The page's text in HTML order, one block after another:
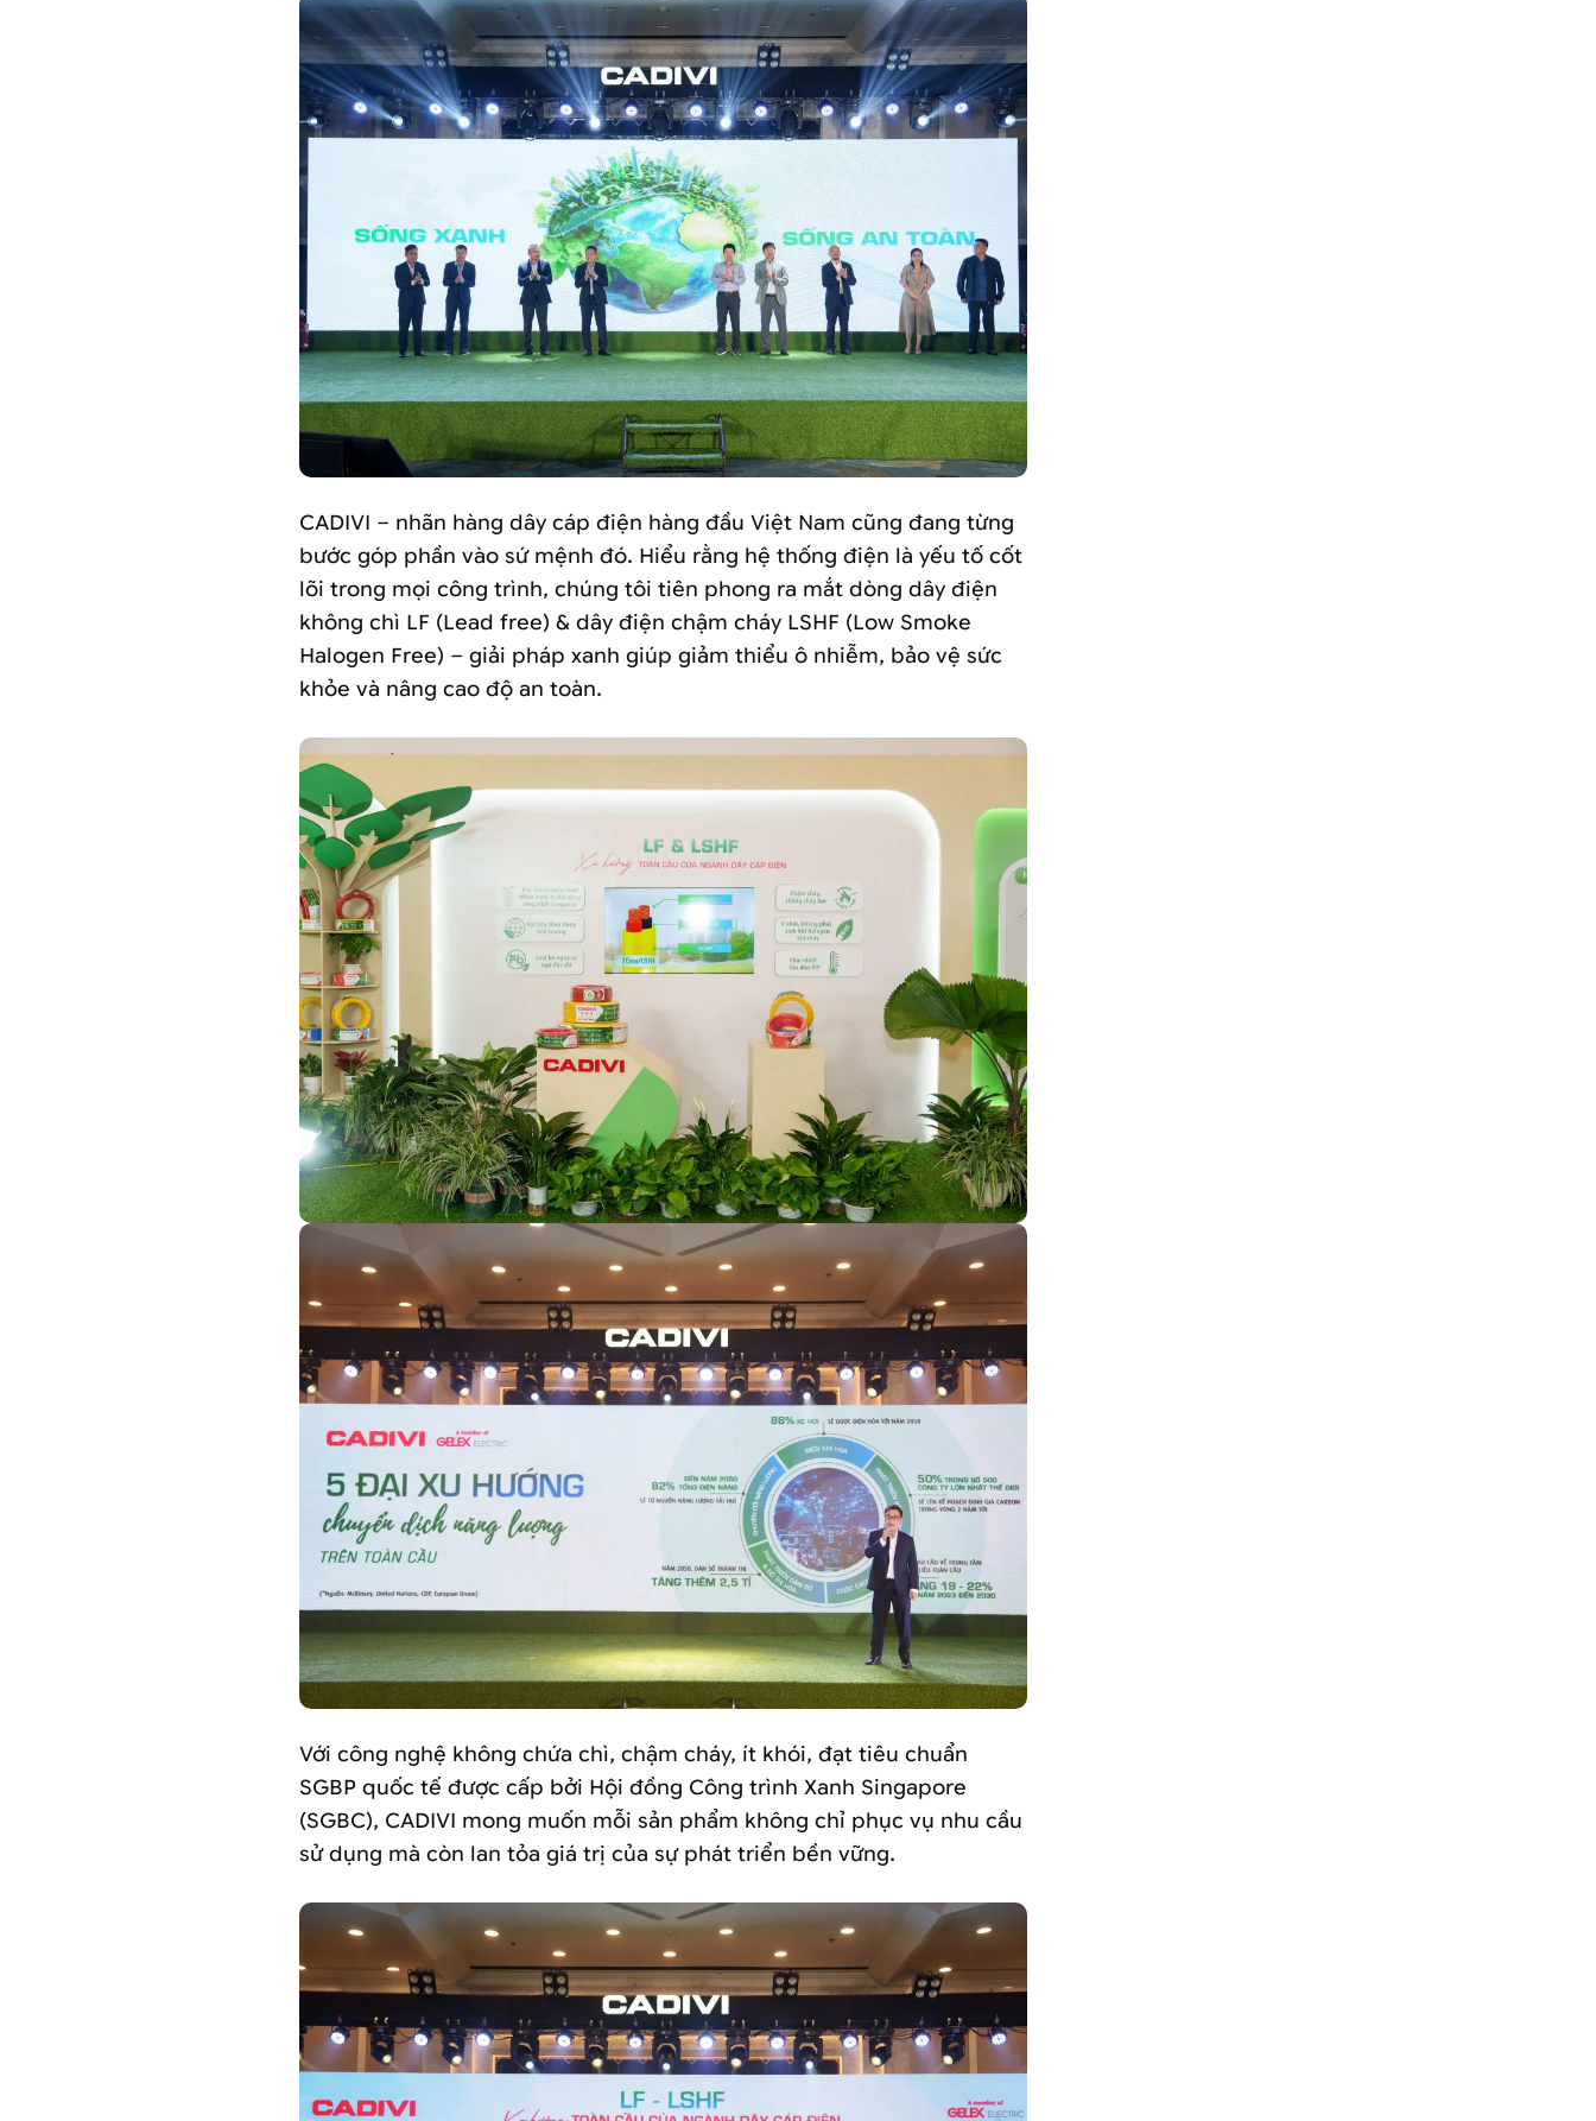
CADIVI – nhãn hàng dây cáp điện hàng đầu Việt Nam cũng đang từng
bước góp phần vào sứ mệnh đó. Hiểu rằng hệ thống điện là yếu tố cốt
lõi trong mọi công trình, chúng tôi tiên phong ra mắt dòng dây điện
không chì LF (Lead free) & dây điện chậm cháy LSHF (Low Smoke
Halogen Free) – giải pháp xanh giúp giảm thiểu ô nhiễm, bảo vệ sức
khỏe và nâng cao độ an toàn.
Với công nghệ không chứa chì, chậm cháy, ít khói, đạt tiêu chuẩn
SGBP quốc tế được cấp bởi Hội đồng Công trình Xanh Singapore
(SGBC), CADIVI mong muốn mỗi sản phẩm không chỉ phục vụ nhu cầu
sử dụng mà còn lan tỏa giá trị của sự phát triển bền vững.